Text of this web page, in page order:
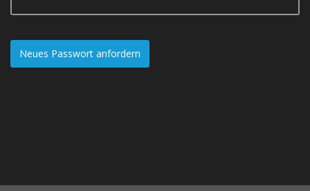
Neues Passwort anfordern